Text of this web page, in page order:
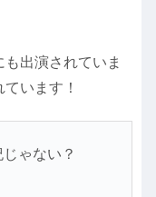
出演されていま
います！
ゃない？